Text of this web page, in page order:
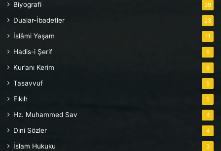
Biyografi 39
Dualar-İbadetler 23
İslâmi Yaşam 11
Hadis-i Şerif 6
Kur’anı Kerim 6
Tasavvuf 5
Fıkıh 5
Hz. Muhammed Sav 4
Dini Sözler 4
İslam Hukuku 3